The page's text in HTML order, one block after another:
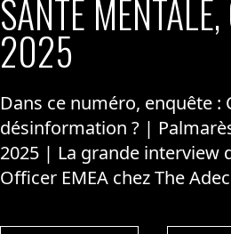
SANTÉ
2025
Dans ce numéro, enquête
désinformation ? |
2025 | La grande interview
Officer EMEA chez The